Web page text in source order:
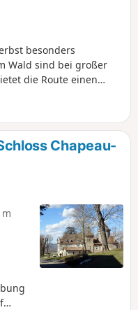
besonders
Wald sind bei großer
die Route einen
zum Dorf Saint-
das Schlossviertel und
verläuft auf
dieser Straßen sind
mit sehr geringem
Chapeau-